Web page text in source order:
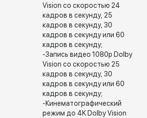
Vision со скоростью 24
кадров в секунду, 25
кадров в секунду, 30
кадров в секунду или 60
кадров в секунду;
-Запись видео 1080p Dolby
Vision со скоростью 25
кадров в секунду, 30
кадров в секунду или 60
кадров в секунду;
-Кинематографический
режим до 4K Dolby Vision